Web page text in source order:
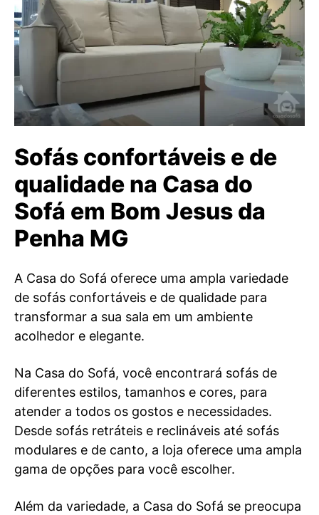
Sofás confortáveis e de
qualidade na Casa do
Sofá em Bom Jesus da
Penha MG
A Casa do Sofá oferece uma ampla variedade
de sofás confortáveis e de qualidade para
transformar a sua sala em um ambiente
acolhedor e elegante.
Na Casa do Sofá, você encontrará sofás de
diferentes estilos, tamanhos e cores, para
atender a todos os gostos e necessidades.
Desde sofás retráteis e reclináveis até sofás
modulares e de canto, a loja oferece uma ampla
gama de opções para você escolher.
Além da variedade, a Casa do Sofá se preocupa